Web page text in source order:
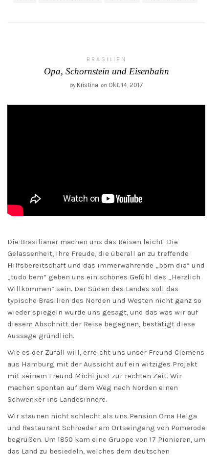
BRASILIEN
Opa, Schornstein und Eisenbahn
by Kristina, on Okt. 14, 2017
Die Brasilianer machen uns das Reisen leicht. Die
Gelassenheit, ihre Freude, die überall an zu treffende
Hilfsbereitschaft und das immerwährende „bom dia“ und
„tudo bem“ geben uns ein schönes Gefühl des „Herzlich
Willkommen“ sein. Der Süden des Landes soll das
typische Brasilien des Norden und Westen nicht ganz so
wieder spiegeln wurde uns gesagt, und das was wir auf
diesem Abschnitt der Reise begegnen, bestätigt diese
Aussage gründlich.
Wie es der Zufall will, erreicht uns unser Freund Clemens
aus Hamburg mit der Aussicht auf ein witziges Projekt
mit seinem Freund Michi just zur rechten Zeit. Wir
machen spontan auf dem Weg nach Norden einen
Schwenker ins Landesinnere.
Wir staunen nicht schlecht als uns Pension Oma Helga
und Restaurant Schroeder am Ortseingang von Pomerode
begrüßen. Um 1850 kam eine Gruppe von 17 Pionieren, um
das Land zu besiedeln, welches dem deutschen